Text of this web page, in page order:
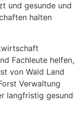
und gesunde und
halten
Fachleute helfen,
von Wald Land
Verwaltung
langfristig gesund